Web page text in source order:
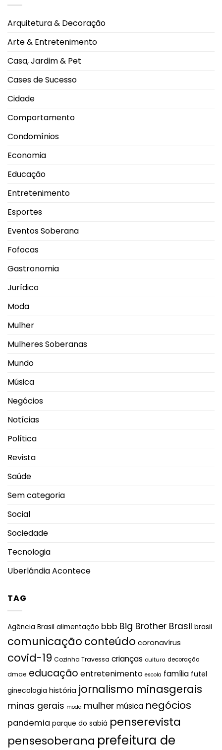
durante
os
mais
quentes
cinemas
e
movimento
nas
de
exibição
Arquitetura & Decoração
Arte & Entretenimento
Casa, Jardim & Pet
Cases de Sucesso
Cidade
Comportamento
Condomínios
Economia
Educação
Entretenimento
Esportes
Eventos Soberana
Fofocas
Gastronomia
Jurídico
Moda
Mulher
Mulheres Soberanas
Mundo
Música
Negócios
Notícias
Política
Revista
Saúde
Sem categoria
Social
Sociedade
Tecnologia
Uberlândia Acontece
TAG
Agência Brasil alimentação bbb Big Brother Brasil brasil
comunicação conteúdo coronavírus
covid-19 Cozinha Travessa crianças cultura decoração
dmae educação entretenimento escola família futel
ginecologia história jornalismo minasgerais
minas gerais moda mulher música negócios
pandemia parque do sabiá penserevista
pensesoberana prefeitura de